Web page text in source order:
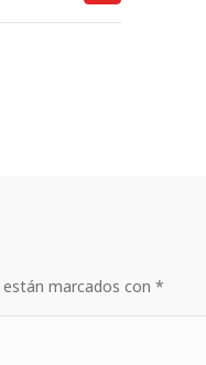
marcados con *